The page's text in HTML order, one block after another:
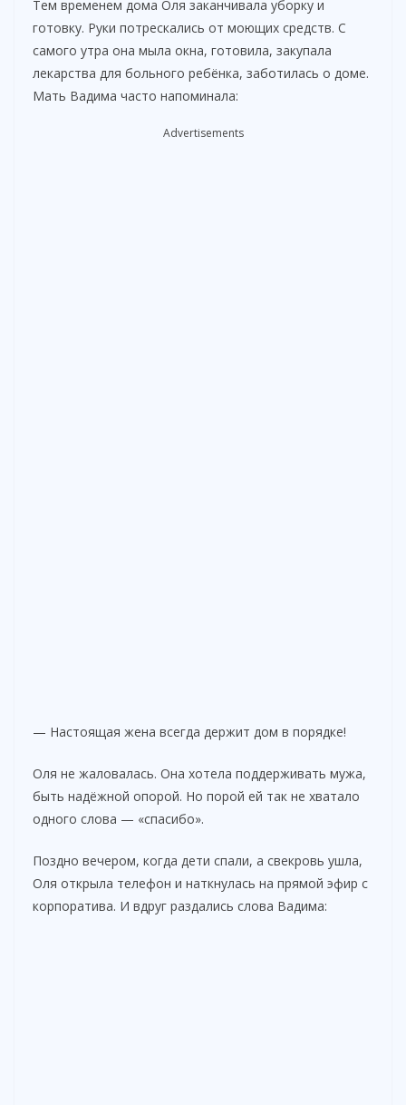
Тем временем дома Оля заканчивала уборку и
готовку. Руки потрескались от моющих средств. С
самого утра она мыла окна, готовила, закупала
лекарства для больного ребёнка, заботилась о доме.
Мать Вадима часто напоминала:
Advertisements
— Настоящая жена всегда держит дом в порядке!
Оля не жаловалась. Она хотела поддерживать мужа,
быть надёжной опорой. Но порой ей так не хватало
одного слова — «спасибо».
Поздно вечером, когда дети спали, а свекровь ушла,
Оля открыла телефон и наткнулась на прямой эфир с
корпоратива. И вдруг раздались слова Вадима: